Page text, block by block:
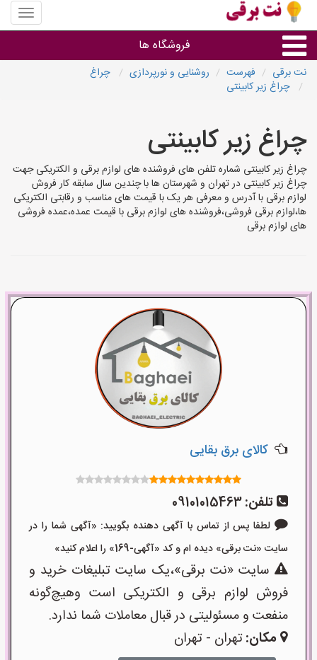
منوی
سایت
برقی
فروشگاه ها
سایر گروه ها
فروشنده های لوازم برقی
نت برقی فهرست روشنایی و نورپردازی
چراغ
چراغ زیر کابینتی
چراغ زیر کابینتی
چراغ زیر کابینتی شماره تلفن های فروشنده های لوازم برقی و الکتریکی جهت
چراغ زیر کابینتی در تهران و شهرستان ها با چندین سال سابقه کار فروش
لوازم برقی با آدرس و معرفی هر یک با قیمت های مناسب و رقابتی الکتریکی
ها،لوازم برقی فروشی،فروشنده های لوازم برقی با قیمت عمده،عمده فروشی
های لوازم برقی
کالای برق بقایی
تلفن:09101015463
لطفا پس از تماس با آگهی دهنده بگویید: «آگهی شما را در
سایت «نت برقی» دیده ام و کد «آگهی-169» را اعلام کنید»
سایت «نت برقی»،یک سایت تبلیغات خرید و
فروش لوازم برقی و الکتریکی است وهیچ‌گونه
منفعت و مسئولیتی در قبال معاملات شما ندارد.
مکان:تهران - تهران